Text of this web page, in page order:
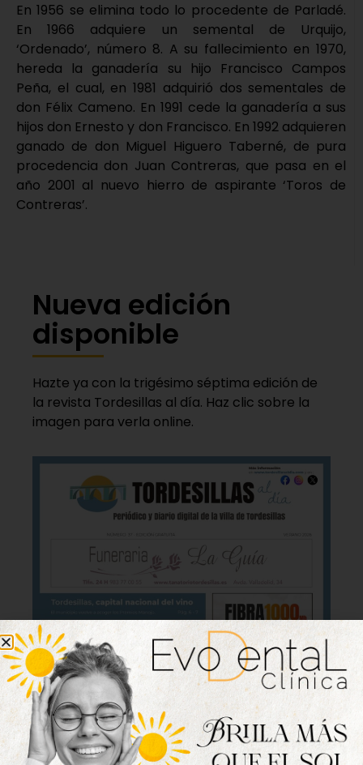
En 1956 se elimina todo lo procedente de Parladé.
En 1966 adquiere un semental de Urquijo,
‘Ordenado’, número 8. A su fallecimiento en 1970,
hereda la ganadería su hijo Francisco Campos
Peña, el cual, en 1981 adquirió dos sementales de
don Félix Cameno. En 1991 cede la ganadería a sus
hijos don Ernesto y don Francisco. En 1992 adquieren
ganado de don Miguel Higuero Taberné, de pura
procedencia don Juan Contreras, que pasa en el
año 2001 al nuevo hierro de aspirante ‘Toros de
Contreras’.
Nueva edición
disponible
Hazte ya con la trigésimo séptima edición de
la revista Tordesillas al día. Haz clic sobre la
imagen para verla online.